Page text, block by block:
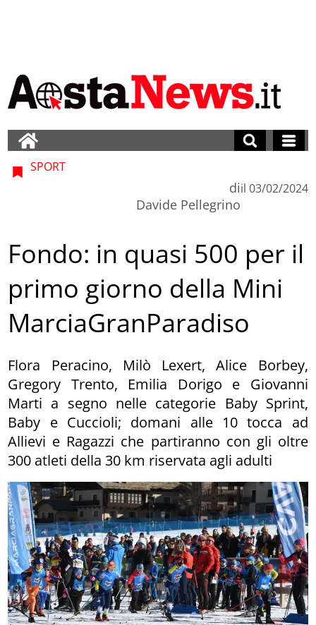
SPORT
di
Davide Pellegrino
il 03/02/2024
Fondo: in quasi 500 per il
primo giorno della Mini
MarciaGranParadiso
Flora Peracino, Milò Lexert, Alice Borbey,
Gregory Trento, Emilia Dorigo e Giovanni
Marti a segno nelle categorie Baby Sprint,
Baby e Cuccioli; domani alle 10 tocca ad
Allievi e Ragazzi che partiranno con gli oltre
300 atleti della 30 km riservata agli adulti